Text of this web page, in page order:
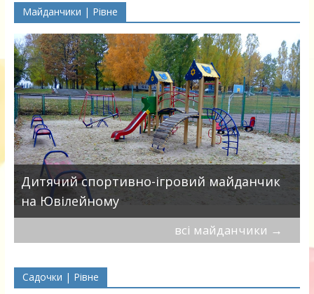
Майданчики | Рівне
Дитячий спортивно-ігровий майданчик
на Ювілейному
всі майданчики →
Садочки | Рівне